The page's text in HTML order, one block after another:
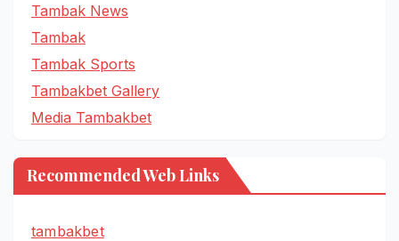
Tambak News
Tambak
Tambak Sports
Tambakbet Gallery
Media Tambakbet
Recommended Web Links
tambakbet